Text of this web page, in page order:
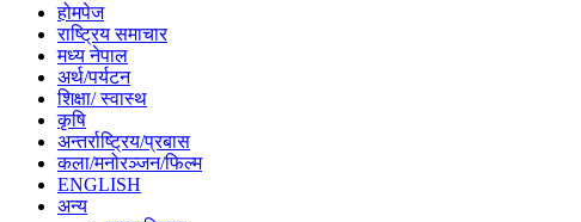
होमपेज
राष्ट्रिय समाचार
मध्य नेपाल
अर्थ/पर्यटन
शिक्षा/ स्वास्थ
कृषि
अन्तर्राष्ट्रिय/प्रबास
कला/मनोरञ्जन/फिल्म
ENGLISH
अन्य